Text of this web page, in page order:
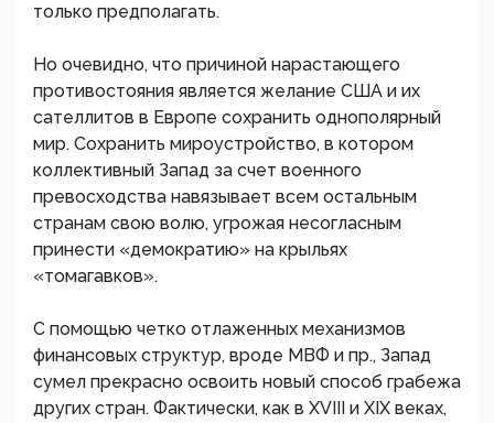
только предполагать.
Но очевидно, что причиной нарастающего
противостояния является желание США и их
сателлитов в Европе сохранить однополярный
мир. Сохранить мироустройство, в котором
коллективный Запад за счет военного
превосходства навязывает всем остальным
странам свою волю, угрожая несогласным
принести «демократию» на крыльях
«томагавков».
С помощью четко отлаженных механизмов
финансовых структур, вроде МВФ и пр., Запад
сумел прекрасно освоить новый способ грабежа
других стран. Фактически, как в ХVIII и ХIХ веках,